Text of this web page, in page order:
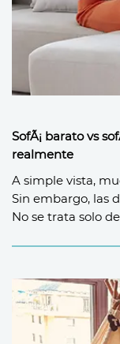
SofÃ¡ barato vs
realmente
A simple vista,
Sin embargo, las
No se trata solo